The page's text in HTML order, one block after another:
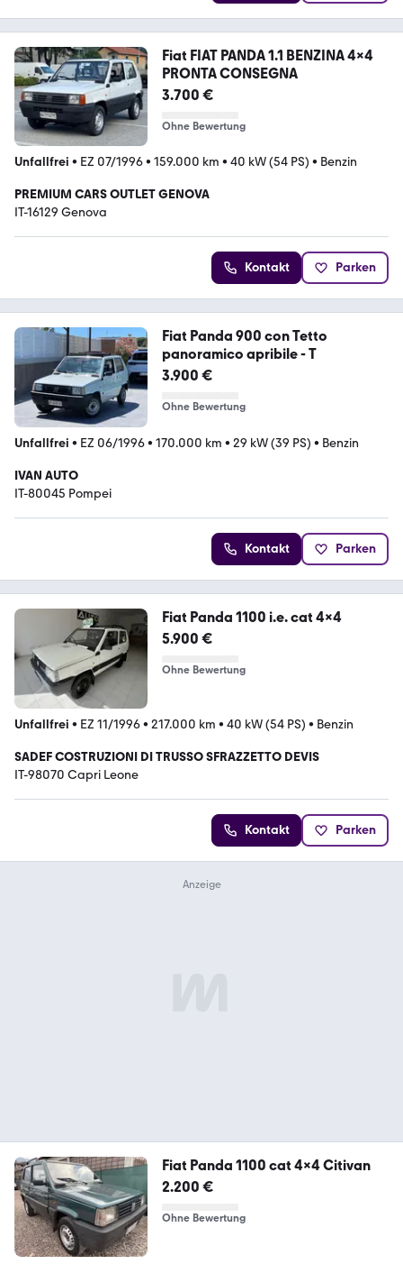
Fiat FIAT PANDA 1.1 BENZINA 4x4
PRONTA CONSEGNA
3.700 €
Ohne Bewertung
Unfallfrei • EZ 07/1996• 159.000 km • 40 kW (54 PS) • Benzin
PREMIUM CARS OUTLET GENOVA
IT-16129 Genova
Kontakt Parken
Fiat Panda 900 con Tetto
panoramico apribile - T
3.900 €
Ohne Bewertung
Unfallfrei • EZ 06/1996• 170.000 km • 29 kW (39 PS) • Benzin
IVAN AUTO
IT-80045 Pompei
Kontakt Parken
Fiat Panda 1100 i.e. cat 4x4
5.900 €
Ohne Bewertung
Unfallfrei • EZ 11/1996• 217.000 km • 40 kW (54 PS) • Benzin
SADEF COSTRUZIONI DI TRUSSO SFRAZZETTO DEVIS
IT-98070 Capri Leone
Kontakt Parken
Fiat Panda 1100 cat 4x4 Citivan
2.200 €
Ohne Bewertung